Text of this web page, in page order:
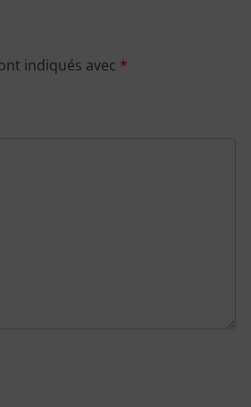
indiqués avec *